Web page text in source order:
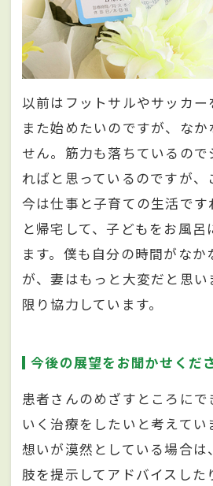
以前はフットサルやサッカー
また始めたいのですが、な
せん。筋力も落ちているの
ればと思っているのですが、
今は仕事と子育ての生活です
と帰宅して、子どもをお風呂
ます。僕も自分の時間がなか
が、妻はもっと大変だと思い
限り協力しています。
今後の展望をお聞かせくださ
患者さんのめざすところに
いく治療をしたいと考えてい
想いが漠然としている場合は
肢を提示してアドバイスした